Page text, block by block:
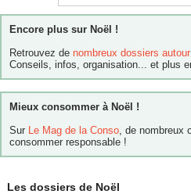
Encore plus sur Noël !
Retrouvez de nombreux dossiers
Conseils, infos, organisation... et plus
Mieux consommer à Noël !
Sur
Le Mag de la Conso , de
consommer responsable !
Les dossiers de Noël